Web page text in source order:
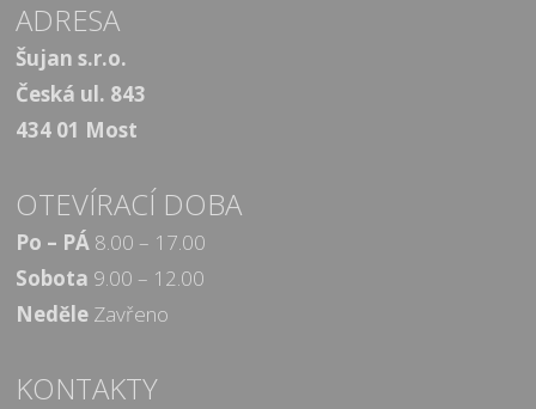
ADRESA
Šujan s.r.o.
Česká ul. 843
434 01 Most
OTEVÍRACÍ DOBA
Po – PÁ 8.00 – 17.00
Sobota 9.00 – 12.00
Neděle Zavřeno
KONTAKTY